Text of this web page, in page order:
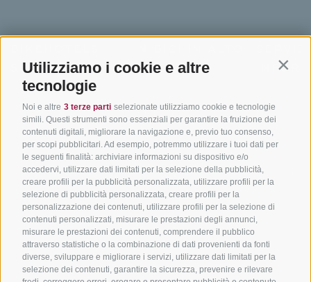
Utilizziamo i cookie e altre
tecnologie
Noi e altre 3 terze parti selezionate utilizziamo cookie e tecnologie
simili. Questi strumenti sono essenziali per garantire la fruizione dei
contenuti digitali, migliorare la navigazione e, previo tuo consenso,
per scopi pubblicitari. Ad esempio, potremmo utilizzare i tuoi dati per
le seguenti finalità: archiviare informazioni su dispositivo e/o
accedervi, utilizzare dati limitati per la selezione della pubblicità,
creare profili per la pubblicità personalizzata, utilizzare profili per la
selezione di pubblicità personalizzata, creare profili per la
personalizzazione dei contenuti, utilizzare profili per la selezione di
contenuti personalizzati, misurare le prestazioni degli annunci,
misurare le prestazioni dei contenuti, comprendere il pubblico
attraverso statistiche o la combinazione di dati provenienti da fonti
diverse, sviluppare e migliorare i servizi, utilizzare dati limitati per la
selezione dei contenuti, garantire la sicurezza, prevenire e rilevare
SÜDTIROL
Hotel & pacchetti
Pacchetti vacanze
Buoni vacanza
Hot Deals
Bike & Work
ADIGE
Adige
In bici da corsa in Alto
Adige
Ciclabili in Alto Adige
Scuole bike
Tutti i tour
Come
Meteo
Catalogo